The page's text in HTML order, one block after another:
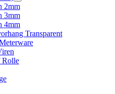
2mm
3mm
4mm
Transparent
Rolle